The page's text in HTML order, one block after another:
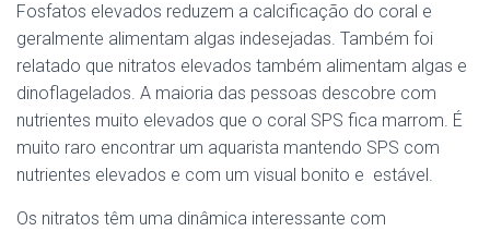
Fosfatos elevados reduzem a calcificação do coral e
geralmente alimentam algas indesejadas. Também foi
relatado que nitratos elevados também alimentam algas e
dinoflagelados. A maioria das pessoas descobre com
nutrientes muito elevados que o coral SPS fica marrom. É
muito raro encontrar um aquarista mantendo SPS com
nutrientes elevados e com um visual bonito e estável.
Os nitratos têm uma dinâmica interessante com